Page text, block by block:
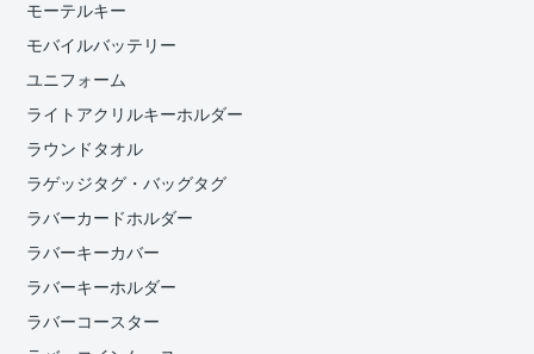
モーテルキー
モバイルバッテリー
ユニフォーム
ライトアクリルキーホルダー
ラウンドタオル
ラゲッジタグ・バッグタグ
ラバーカードホルダー
ラバーキーカバー
ラバーキーホルダー
ラバーコースター